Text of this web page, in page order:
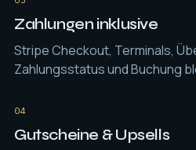
Zahlungen inklusive
Stripe Checkout, Terminals,
Zahlungsstatus und Buchung
04
Gutscheine & Upsells